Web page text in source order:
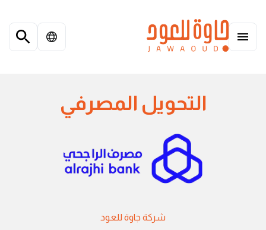
التحويل المصرفي
شركة جاوة للعود